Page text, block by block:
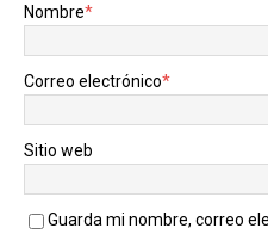
Nombre*
Correo electrónico*
Sitio web
Guarda mi nombre, correo